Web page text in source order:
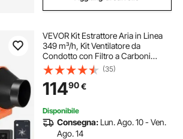
VEVOR Kit Estrattore Aria in Linea
349 m³/h, Kit Ventilatore da
Condotto con Filtro a Carboni
Attivi, Motore EC 101,6 mm, 10
Livelli di Velocità, Controllo PWM
con App e Timer, per Giardinaggio
Indoor
(35)
11490€
Disponibile
Consegna: Lun. Ago. 10 - Ven.
Ago. 14